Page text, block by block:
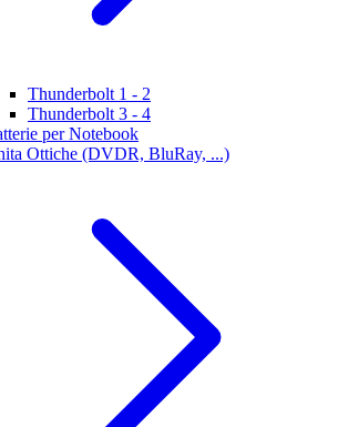
Thunderbolt 1 - 2
Thunderbolt 3 - 4
per Notebook
Ottiche (DVDR, BluRay, ...)